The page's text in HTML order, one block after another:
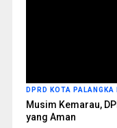
DPRD KOTA PALANGKA
Musim Kemarau,
yang Aman